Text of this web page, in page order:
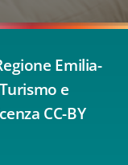
Emilia-
e
CC-BY